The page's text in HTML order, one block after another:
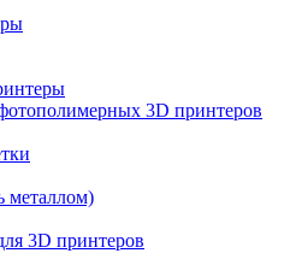
3D принтеров
металлом)
3D принтеров